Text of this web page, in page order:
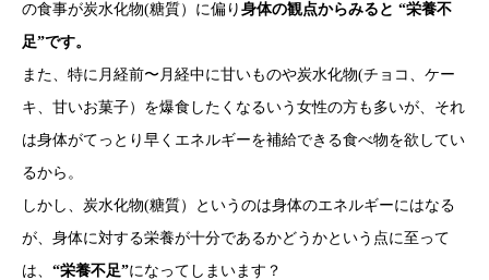
の食事が炭水化物(糖質）に偏り 身体の観点からみると “栄養不
足”です。
また、特に月経前〜月経中に甘いものや炭水化物(チョコ、ケー
キ、甘いお菓子）を爆食したくなるいう女性の方も多いが、それ
は身体がてっとり早くエネルギーを補給できる食べ物を欲してい
るから。
しかし、炭水化物(糖質）というのは身体のエネルギーにはなる
が、身体に対する栄養が十分であるかどうかという点に至って
は、 “栄養不足”になってしまいます？